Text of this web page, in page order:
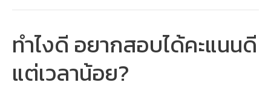
ทำไงดี อยากสอบได้คะแนนดี
แต่เวลาน้อย?
ไงดี
อยาก
ได้